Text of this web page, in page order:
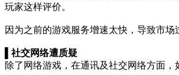
玩家这样评价。
因为之前的游戏服务增速太快，导致市
▌社交网络遭质疑
除了网络游戏，在通讯及社交网络方面，